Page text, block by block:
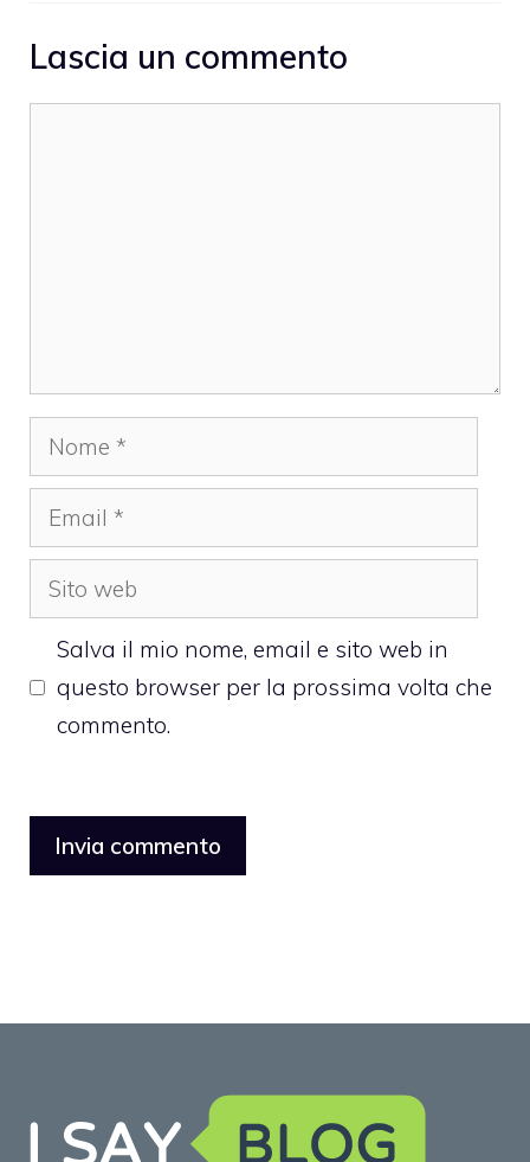
Lascia un commento
Nome
Email
Sito
web
Salva il mio nome, email e sito web in
questo browser per la prossima volta che
commento.